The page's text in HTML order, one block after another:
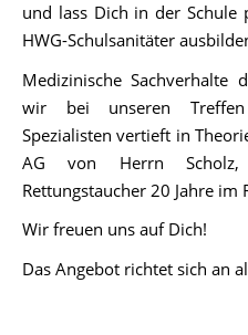
und lass Dich in der Schule
HWG-Schulsanitäter
Medizinische Sachverhalte
wir bei unseren
Spezialisten vertieft in
AG von Herrn
Rettungstaucher 20 Jahre im
Wir freuen uns auf Dich!
Das Angebot richtet sich an